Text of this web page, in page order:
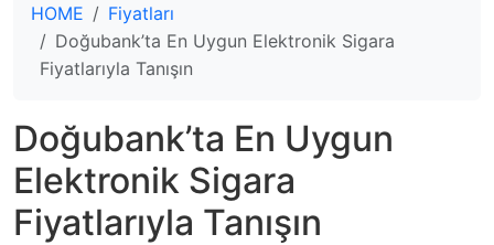
HOME
Fiyatları
Doğubank’ta En Uygun Elektronik Sigara
Fiyatlarıyla Tanışın
Doğubank’ta En Uygun
Elektronik Sigara
Fiyatlarıyla Tanışın